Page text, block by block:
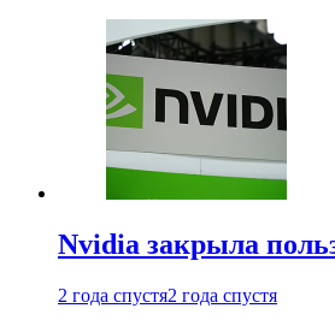
Nvidia закрыла
2 года спустя2 года спустя